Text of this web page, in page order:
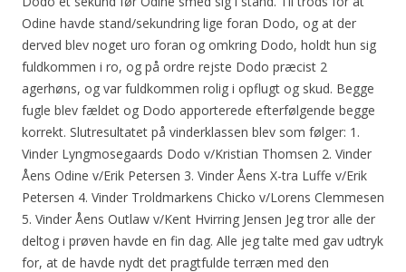
Odine havde stand/sekundring lige foran Dodo, og at der
derved blev noget uro foran og omkring Dodo, holdt hun sig
fuldkommen i ro, og på ordre rejste Dodo præcist 2
agerhøns, og var fuldkommen rolig i opflugt og skud. Begge
fugle blev fældet og Dodo apporterede efterfølgende begge
korrekt. Slutresultatet på vinderklassen blev som følger: 1.
Vinder Lyngmosegaards Dodo v/Kristian Thomsen 2. Vinder
Åens Odine v/Erik Petersen 3. Vinder Åens X-tra Luffe v/Erik
Petersen 4. Vinder Troldmarkens Chicko v/Lorens Clemmesen
5. Vinder Åens Outlaw v/Kent Hvirring Jensen Jeg tror alle der
deltog i prøven havde en fin dag. Alle jeg talte med gav udtryk
for, at de havde nydt det pragtfulde terræn med den